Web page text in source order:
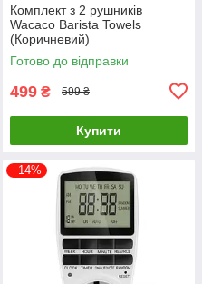
Комплект з 2 рушників
Wacaco Barista Towels
(Коричневий)
Готово до відправки
499 ₴ 599 ₴
Купити
–14%